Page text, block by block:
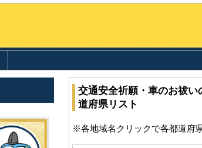
交通安全祈願・車のお祓い
道府県リスト
※各地域名クリックで各都道府